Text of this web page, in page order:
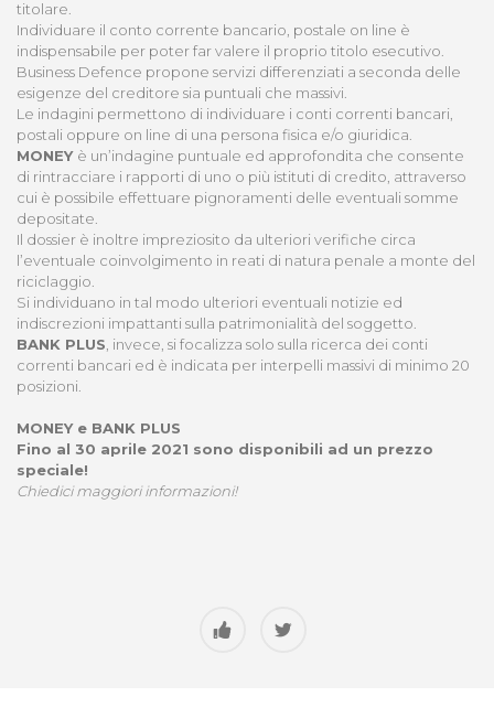
titolare.
Individuare il conto corrente bancario, postale on line è
indispensabile per poter far valere il proprio titolo esecutivo.
Business Defence propone servizi differenziati a seconda delle
esigenze del creditore sia puntuali che massivi.
Le indagini permettono di individuare i conti correnti bancari,
postali oppure on line di una persona fisica e/o giuridica.
MONEY è un’indagine puntuale ed approfondita che consente
di rintracciare i rapporti di uno o più istituti di credito, attraverso
cui è possibile effettuare pignoramenti delle eventuali somme
depositate.
Il dossier è inoltre impreziosito da ulteriori verifiche circa
l’eventuale coinvolgimento in reati di natura penale a monte del
riciclaggio.
Si individuano in tal modo ulteriori eventuali notizie ed
indiscrezioni impattanti sulla patrimonialità del soggetto.
BANK PLUS , invece, si focalizza solo sulla ricerca dei conti
correnti bancari ed è indicata per interpelli massivi di minimo 20
posizioni.
MONEY e BANK PLUS
Fino al 30 aprile 2021 sono disponibili ad un prezzo
speciale!
Chiedici maggiori informazioni!